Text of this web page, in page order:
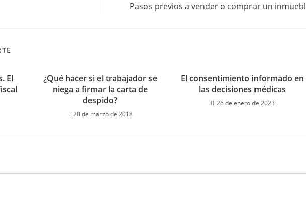
Pasos previos a vender o comprar un
El
¿Qué hacer si el trabajador se
niega a firmar la carta de
despido?
20 de marzo de 2018
El consentimiento informado en
las decisiones médicas
26 de enero de 2023